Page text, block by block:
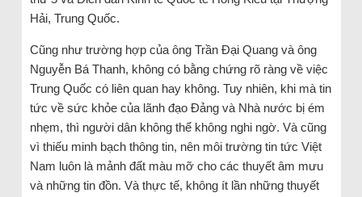
Hải, Trung Quốc.
Cũng như trường hợp của ông Trần Đại Quang và ông
Nguyễn Bá Thanh, không có bằng chứng rõ ràng về việc
Trung Quốc có liên quan hay không. Tuy nhiên, khi mà tin
tức về sức khỏe của lãnh đạo Đảng và Nhà nước bị ém
nhẹm, thì người dân không thể không nghi ngờ. Và cũng
vì thiếu minh bạch thông tin, nên môi trường tin tức Việt
Nam luôn là mảnh đất màu mỡ cho các thuyết âm mưu
và những tin đồn. Và thực tế, không ít lần những thuyết